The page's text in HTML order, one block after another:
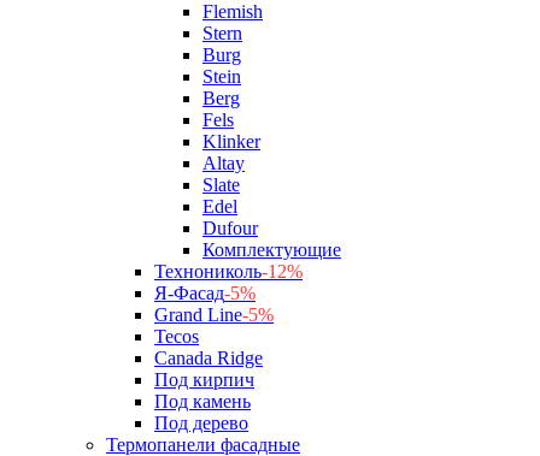
Flemish
Stern
Burg
Stein
Berg
Fels
Klinker
Altay
Slate
Edel
Dufour
Комплектующие
Технониколь-12%
Я-Фасад-5%
Grand Line-5%
Tecos
Canada Ridge
Под кирпич
Под камень
Под дерево
Термопанели фасадные